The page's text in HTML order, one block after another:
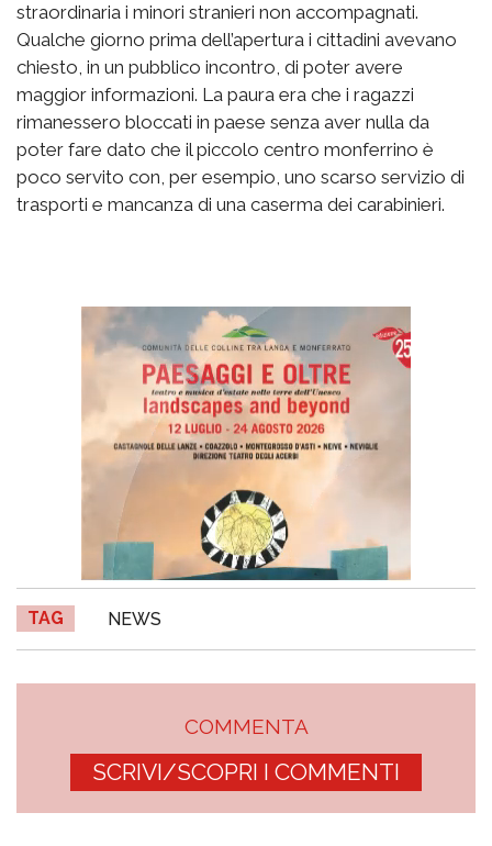
straordinaria i minori stranieri non accompagnati.
Qualche giorno prima dell’apertura i cittadini avevano
chiesto, in un pubblico incontro, di poter avere
maggior informazioni. La paura era che i ragazzi
rimanessero bloccati in paese senza aver nulla da
poter fare dato che il piccolo centro monferrino è
poco servito con, per esempio, uno scarso servizio di
trasporti e mancanza di una caserma dei carabinieri.
TAG NEWS
COMMENTA
SCRIVI/SCOPRI I COMMENTI